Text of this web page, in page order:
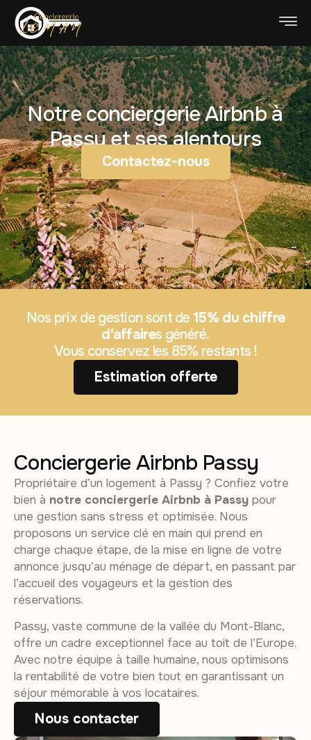
Notre conciergerie Airbnb à
Passy et ses alentours
Contactez-nous
Nos prix de gestion sont de 15% du chiffre
d'affaires généré.
Vous conservez les 85% restants !
Estimation offerte
Conciergerie Airbnb Passy
Propriétaire d’un logement à Passy ? Confiez votre
bien à notre conciergerie Airbnb à Passy pour
une gestion sans stress et optimisée. Nous
proposons un service clé en main qui prend en
charge chaque étape, de la mise en ligne de votre
annonce jusqu’au ménage de départ, en passant par
l’accueil des voyageurs et la gestion des
réservations.
Passy, vaste commune de la vallée du Mont-Blanc,
offre un cadre exceptionnel face au toit de l’Europe.
Avec notre équipe à taille humaine, nous optimisons
la rentabilité de votre bien tout en garantissant un
séjour mémorable à vos locataires.
Nous contacter